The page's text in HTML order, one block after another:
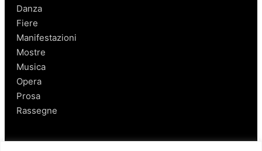
Danza
Fiere
Manifestazioni
Mostre
Musica
Opera
Prosa
Rassegne